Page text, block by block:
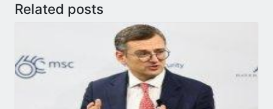
Related posts